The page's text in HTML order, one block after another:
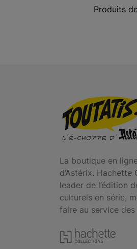
Produits
La boutique en
d’Astérix. Hachette
leader de l’édition
culturels en série,
faire au service des